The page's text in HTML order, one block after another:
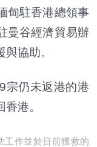
甸駐香港總領事
曼谷經濟貿易辦
協助。
仍未返港的港
港。
工作並於日前獲救的